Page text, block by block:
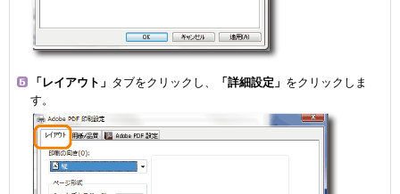
「レイアウト」 タブをクリックし、 「詳細設定」 をクリックしま
す。